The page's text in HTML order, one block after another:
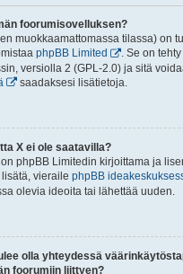
foorumisovelluksen?
muokkaamattomassa tilassa) on
phpBB Limited
. Se on
versiolla 2 (GPL-2.0) ja sitä
saadaksesi lisätietoja.
X ei ole saatavilla?
phpBB Limitedin kirjoittama ja
vieraile phpBB
olevia ideoita tai lähettää uuden.
olla yhteydessä
foorumiin liittyen?